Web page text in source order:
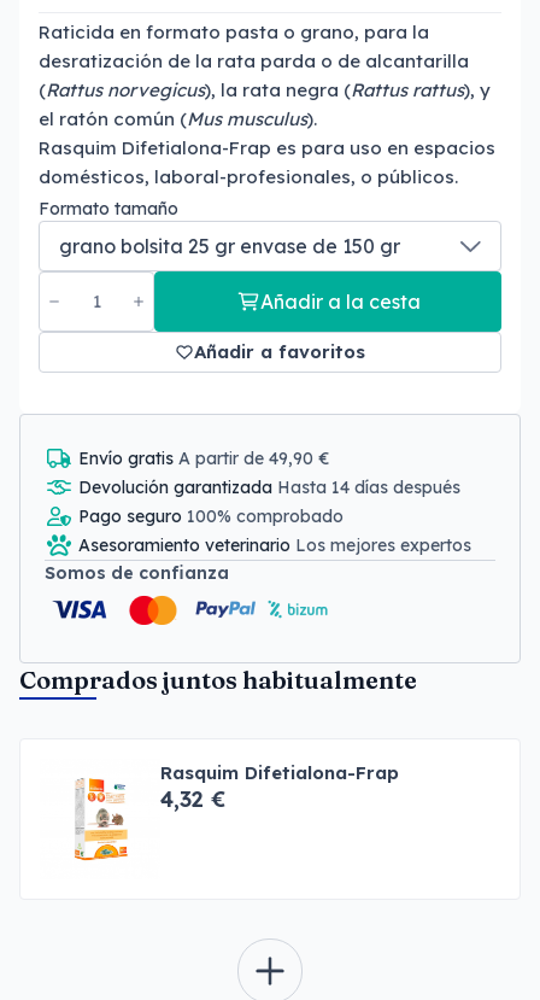
Raticida en formato pasta o grano, para la
desratización de la rata parda o de alcantarilla
(Rattus norvegicus), la rata negra (Rattus rattus), y
el ratón común (Mus musculus).
Rasquim Difetialona-Frap es para uso en espacios
domésticos, laboral-profesionales, o públicos.
Formato tamaño
Añadir a la cesta
Añadir a favoritos
Envío gratis A partir de 49,90 €
Devolución garantizada Hasta 14 días después
Pago seguro 100% comprobado
Asesoramiento veterinario Los mejores expertos
Somos de confianza
Comprados juntos habitualmente
Rasquim Difetialona-Frap
4,32 €